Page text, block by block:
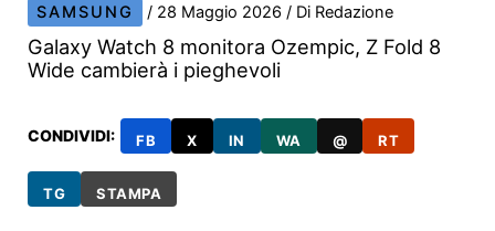
SAMSUNG / 28 Maggio 2026/ Di Redazione
Galaxy Watch 8 monitora Ozempic, Z Fold 8
Wide cambierà i pieghevoli
CONDIVIDI: FB X IN WA @ RT
TG STAMPA